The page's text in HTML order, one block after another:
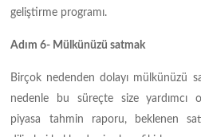
geliştirme programı.
Adım 6- Mülkünüzü satmak
Birçok nedenden dolayı mülkünüzü
nedenle bu süreçte size yardımcı
piyasa tahmin raporu, beklenen